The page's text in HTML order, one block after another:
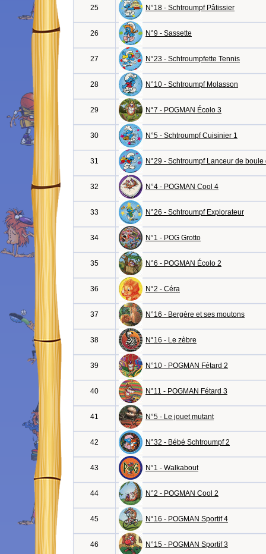
25 N°18 - Schtroumpf Pâtissier
26 N°9 - Sassette
27 N°23 - Schtroumpfette Tennis
28 N°10 - Schtroumpf Molasson
29 N°7 - POGMAN Écolo 3
30 N°5 - Schtroumpf Cuisinier 1
31 N°29 - Schtroumpf Lanceur de
32 N°4 - POGMAN Cool 4
33 N°26 - Schtroumpf Explorateur
34 N°1 - POG Grotto
35 N°6 - POGMAN Écolo 2
36 N°2 - Céra
37 N°16 - Bergère et ses moutons
38 N°16 - Le zèbre
39 N°10 - POGMAN Fétard 2
40 N°11 - POGMAN Fétard 3
41 N°5 - Le jouet mutant
42 N°32 - Bébé Schtroumpf 2
43 N°1 - Walkabout
44 N°2 - POGMAN Cool 2
45 N°16 - POGMAN Sportif 4
46 N°15 - POGMAN Sportif 3